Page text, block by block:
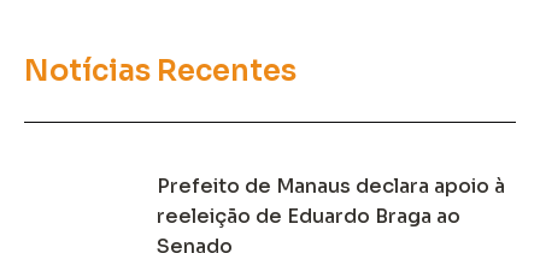
Notícias Recentes
Prefeito de Manaus declara apoio à
reeleição de Eduardo Braga ao
Senado